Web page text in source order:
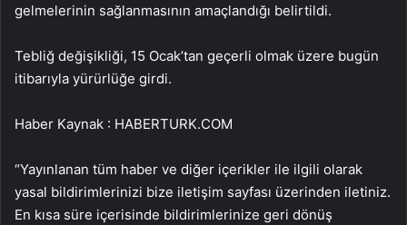
gelmelerinin sağlanmasının amaçlandığı belirtildi.
Tebliğ değişikliği, 15 Ocak’tan geçerli olmak üzere bugün
itibarıyla yürürlüğe girdi.
Haber Kaynak : HABERTURK.COM
“Yayınlanan tüm haber ve diğer içerikler ile ilgili olarak
yasal bildirimlerinizi bize iletişim sayfası üzerinden iletiniz.
En kısa süre içerisinde bildirimlerinize geri dönüş